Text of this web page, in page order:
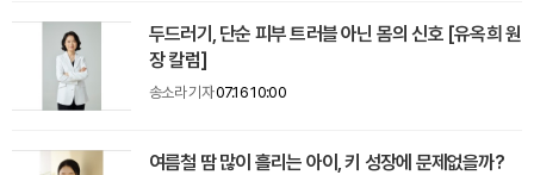
두드러기, 단순 피부 트러블 아닌 몸의 신호 [유옥희 원
장 칼럼]
송소라 기자07.16 10:00
여름철 땀 많이 흘리는 아이, 키 성장에 문제없을까?